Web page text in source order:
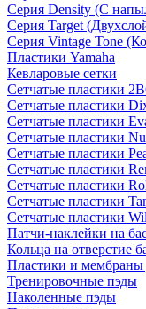
Серия Density (C
Серия Target
Серия Vintage Tone
Пластики Yamaha
Кевларовые сетки
Сетчатые пластики
Сетчатые пластики
Сетчатые пластики
Сетчатые пластики
Сетчатые пластики
Сетчатые пластики
Сетчатые пластики
Сетчатые пластики
Сетчатые пластики
Патчи-наклейки на
Кольца на отверстие
Пластики и мембраны
Тренировочные пэды
Наколенные пэды